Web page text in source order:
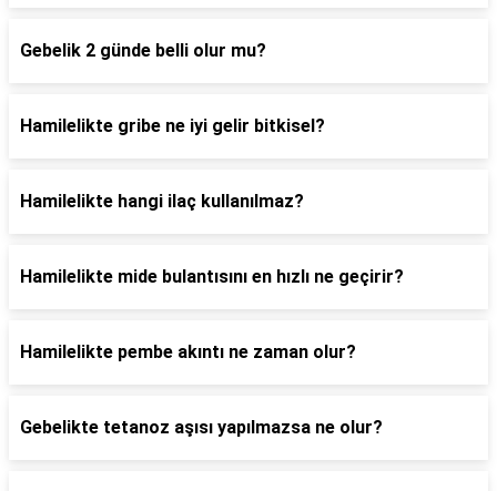
Gebelik 2 günde belli olur mu?
Hamilelikte gribe ne iyi gelir bitkisel?
Hamilelikte hangi ilaç kullanılmaz?
Hamilelikte mide bulantısını en hızlı ne geçirir?
Hamilelikte pembe akıntı ne zaman olur?
Gebelikte tetanoz aşısı yapılmazsa ne olur?